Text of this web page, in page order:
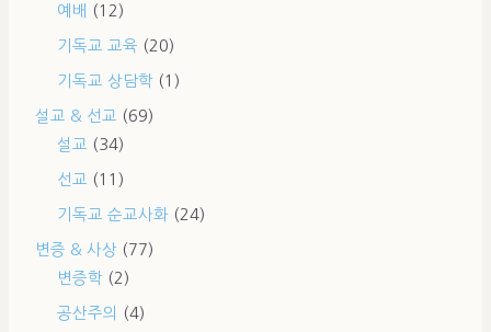
예배 (12)
기독교 교육 (20)
기독교 상담학 (1)
설교 & 선교 (69)
설교 (34)
선교 (11)
기독교 순교사화 (24)
변증 & 사상 (77)
변증학 (2)
공산주의 (4)